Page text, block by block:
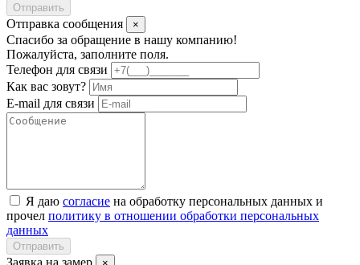
Отправить
Отправка сообщения ×
Спасибо за обращение в нашу компанию!
Пожалуйста, заполните поля.
Телефон для связи
Как вас зовут?
E-mail для связи
Я даю согласие на обработку персональных данных и
прочел политику в отношении обработки персональных
данных
Отправить